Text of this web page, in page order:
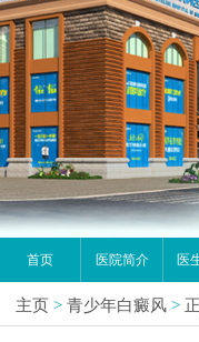
首页 医院简介 医
主页 > 青少年白癜风 >